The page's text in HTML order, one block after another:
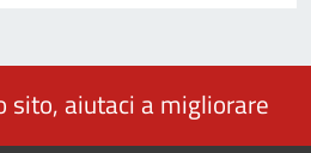
sito, aiutaci a migliorare